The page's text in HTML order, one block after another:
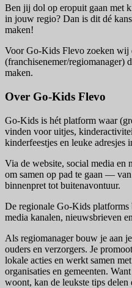
Ben jij dol op eropuit gaan met
in jouw regio? Dan is dit dé
maken!
Voor Go-Kids Flevo zoeken wij
(franchisenemer/regiomanager)
maken.
Over Go-Kids Flevo
Go-Kids is hét platform waar
vinden voor uitjes,
kinderfeestjes en leuke adresjes
Via de website, social media en
om samen op pad te gaan —
binnenpret tot buitenavontuur.
De regionale Go-Kids platforms
media kanalen, nieuwsbrieven
Als regiomanager bouw je aan
ouders en verzorgers. Je
lokale acties en werkt samen
organisaties en gemeenten.
woont, kan de leukste tips delen